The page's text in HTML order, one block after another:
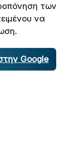
των
να
Google